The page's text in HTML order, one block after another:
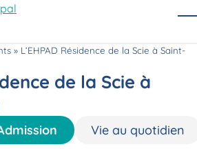
» L’EHPAD Résidence de la Scie à Saint-
de la Scie à
Vie au quotidien